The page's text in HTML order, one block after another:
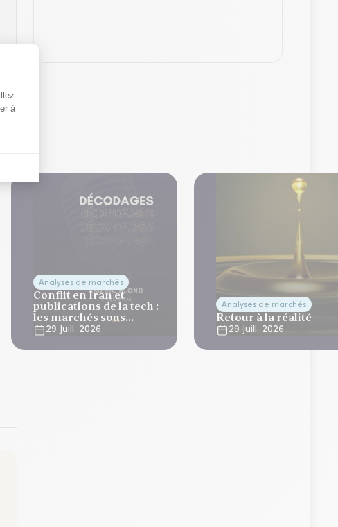
Analyses de marchés
Conflit en Iran et
publications de la tech :
les marchés sous
tension
29 Juill. 2026
Analyses de marchés
Retour à la réalité
29 Juill. 2026